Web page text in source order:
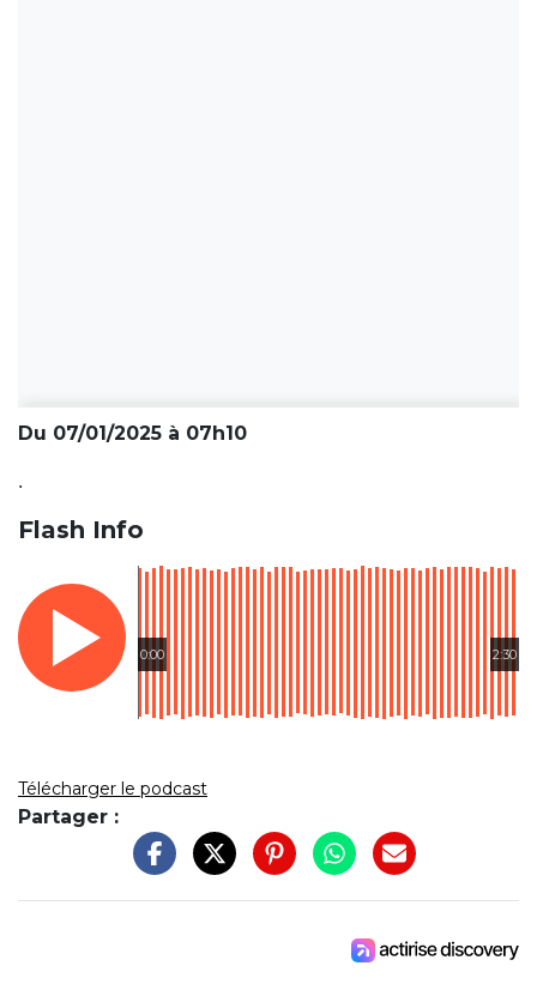
Du 07/01/2025 à 07h10
.
Flash Info
0:00 2:30
Télécharger le podcast
Partager :